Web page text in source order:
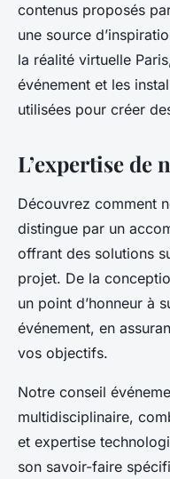
contenus proposés
une source
la réalité virtuelle
événement et les
utilisées pour créer
L’expertise de
Découvrez comment
distingue par un
offrant des solutions
projet. De la
un point d’honneur à
événement, en
vos objectifs.
Notre conseil
multidisciplinaire,
et expertise
son savoir-faire